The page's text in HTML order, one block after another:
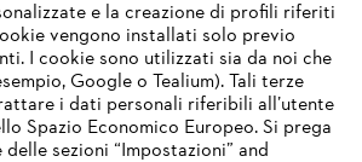
e la creazione di profili riferiti
vengono installati solo previo
I cookie sono utilizzati sia da noi che
Google o Tealium). Tali terze
i dati personali riferibili all’utente
Spazio Economico Europeo. Si prega
sezioni “Impostazioni” and